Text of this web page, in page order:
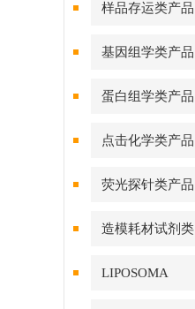
样品存运类产品
基因组学类产品
蛋白组学类产品
点击化学类产品
荧光探针类产品
造模耗材试剂类
LIPOSOMA